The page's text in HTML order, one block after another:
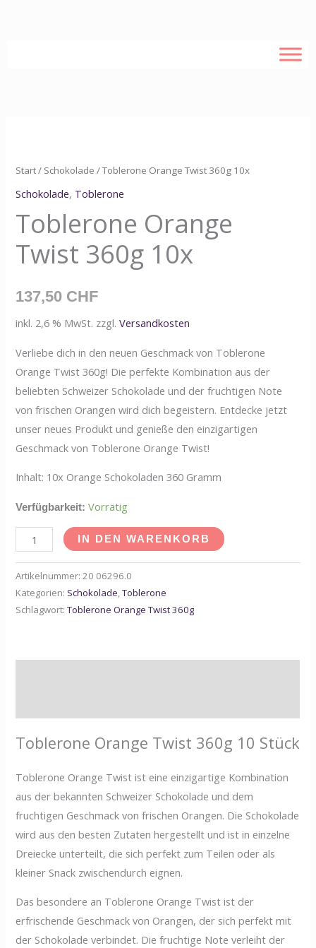
Start/ Schokolade / Toblerone Orange Twist 360g 10x
Schokolade, Toblerone
Toblerone Orange
Twist 360g 10x
137,50 CHF
inkl. 2,6 % MwSt. zzgl.Versandkosten
Verliebe dich in den neuen Geschmack von Toblerone
Orange Twist 360g! Die perfekte Kombination aus der
beliebten Schweizer Schokolade und der fruchtigen Note
von frischen Orangen wird dich begeistern. Entdecke jetzt
unser neues Produkt und genieße den einzigartigen
Geschmack von Toblerone Orange Twist!
Inhalt: 10x Orange Schokoladen 360 Gramm
Verfügbarkeit: Vorrätig
Twist
360g
Menge
IN DEN WARENKORB
Artikelnummer:20 06296.0
Kategorien: Schokolade,Toblerone
Schlagwort:Toblerone Orange Twist 360g
Toblerone Orange Twist 360g 10 Stück
Toblerone Orange Twist ist eine einzigartige Kombination
aus der bekannten Schweizer Schokolade und dem
fruchtigen Geschmack von frischen Orangen. Die Schokolade
wird aus den besten Zutaten hergestellt und ist in einzelne
Dreiecke unterteilt, die sich perfekt zum Teilen oder als
kleiner Snack zwischendurch eignen.
Das besondere an Toblerone Orange Twist ist der
erfrischende Geschmack von Orangen, der sich perfekt mit
der Schokolade verbindet. Die fruchtige Note verleiht der